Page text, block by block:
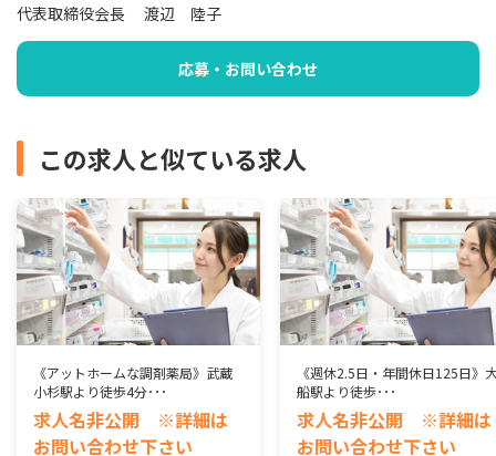
代表取締役会長 渡辺 陸子
応募・お問い合わせ
この求人と似ている求人
《アットホームな調剤薬局》武蔵
小杉駅より徒歩4分･･･
求人名非公開 ※詳細は
お問い合わせ下さい
《週休2.5日・年間休日125日》
船駅より徒歩･･･
求人名非公開 ※詳細は
お問い合わせ下さい